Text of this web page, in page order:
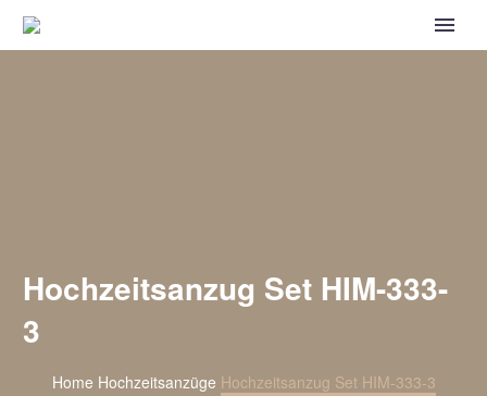
Hochzeitsanzug Set HIM-333-
3
Home Hochzeitsanzüge Hochzeitsanzug Set HIM-333-3